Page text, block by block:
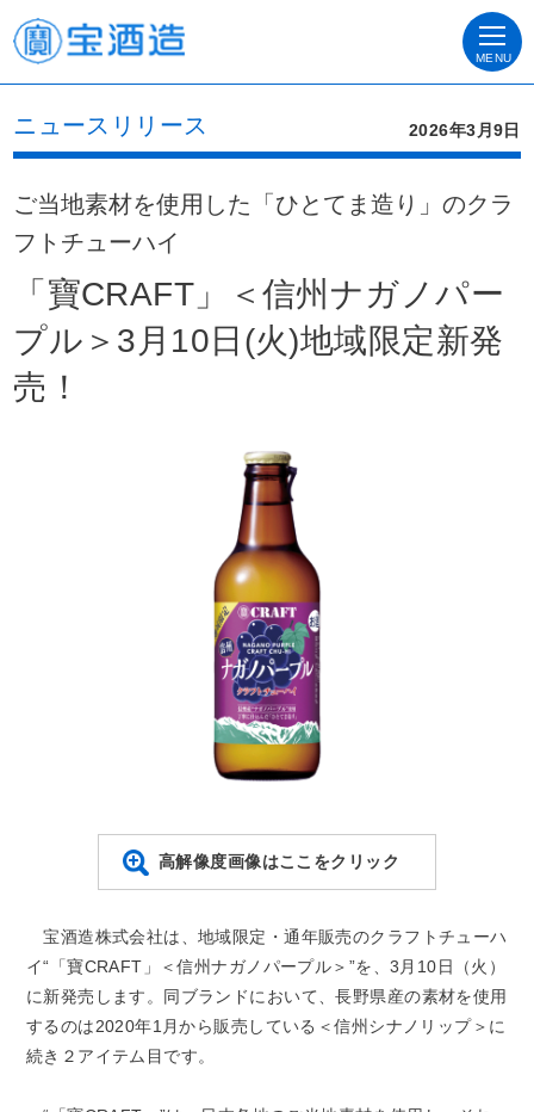
MENU
ニュースリリース 2026年3月9日
ご当地素材を使用した「ひとてま造り」のクラ
フトチューハイ
「寶CRAFT」＜信州ナガノパー
プル＞3月10日(火)地域限定新発
売！
高解像度画像はここをクリック
宝酒造株式会社は、地域限定・通年販売のクラフトチューハ
イ“「寶CRAFT」＜信州ナガノパープル＞”を、3月10日（火）
に新発売します。同ブランドにおいて、長野県産の素材を使用
するのは2020年1月から販売している＜信州シナノリップ＞に
続き２アイテム目です。